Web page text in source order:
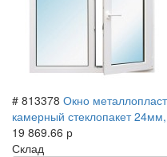
# 813378 Окно
камерный стеклопакет
19 869.66 р
Склад